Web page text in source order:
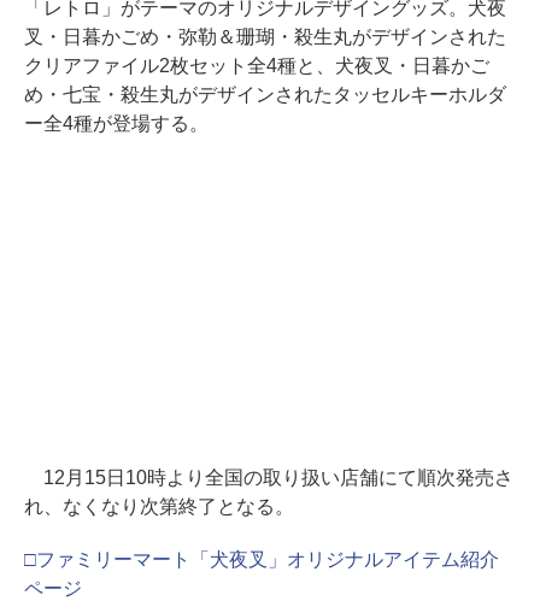
「レトロ」がテーマのオリジナルデザイングッズ。犬夜
叉・日暮かごめ・弥勒＆珊瑚・殺生丸がデザインされた
クリアファイル2枚セット全4種と、犬夜叉・日暮かご
め・七宝・殺生丸がデザインされたタッセルキーホルダ
ー全4種が登場する。
12月15日10時より全国の取り扱い店舗にて順次発売さ
れ、なくなり次第終了となる。
□ファミリーマート「犬夜叉」オリジナルアイテム紹介
ページ